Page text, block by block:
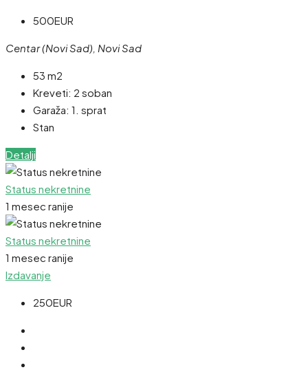
500EUR
Centar (Novi Sad), Novi Sad
53 m2
Kreveti: 2 soban
Garaža: 1. sprat
Stan
Detalji
Status nekretnine
1 mesec ranije
Status nekretnine
1 mesec ranije
Izdavanje
250EUR